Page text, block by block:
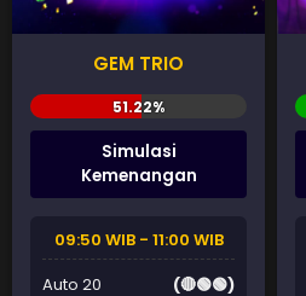
GEM TRIO
Simulasi
Kemenangan
09:50 WIB - 11:00 WIB
Auto 20
(🔴🟢🟢)